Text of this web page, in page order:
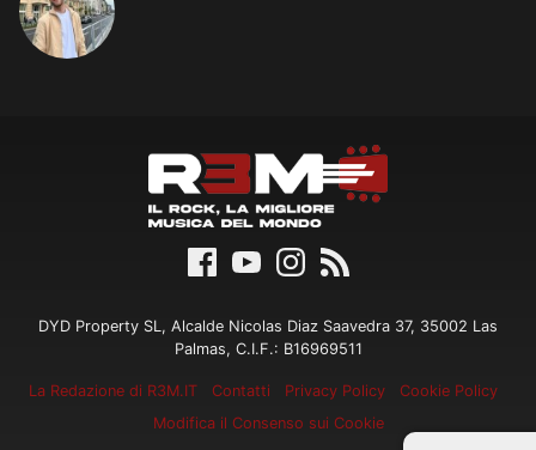
DYD Property SL, Alcalde Nicolas Diaz Saavedra 37, 35002 Las
Palmas, C.I.F.: B16969511
La Redazione di R3M.IT Contatti Privacy Policy
Cookie Policy
Modifica il Consenso sui Cookie